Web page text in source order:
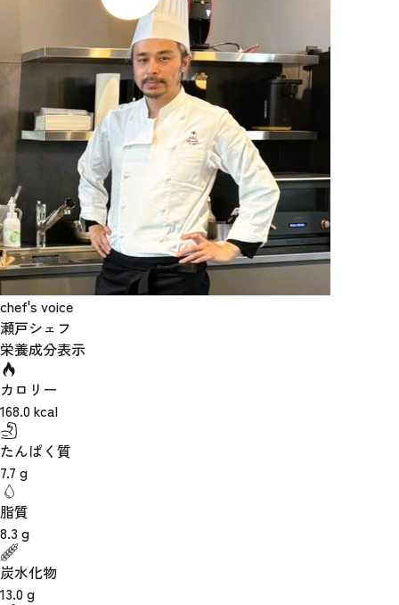
chef's voice
瀬戸シェフ
栄養成分表示
カロリー
168.0kcal
たんぱく質
7.7 g
脂質
8.3 g
炭水化物
13.0g